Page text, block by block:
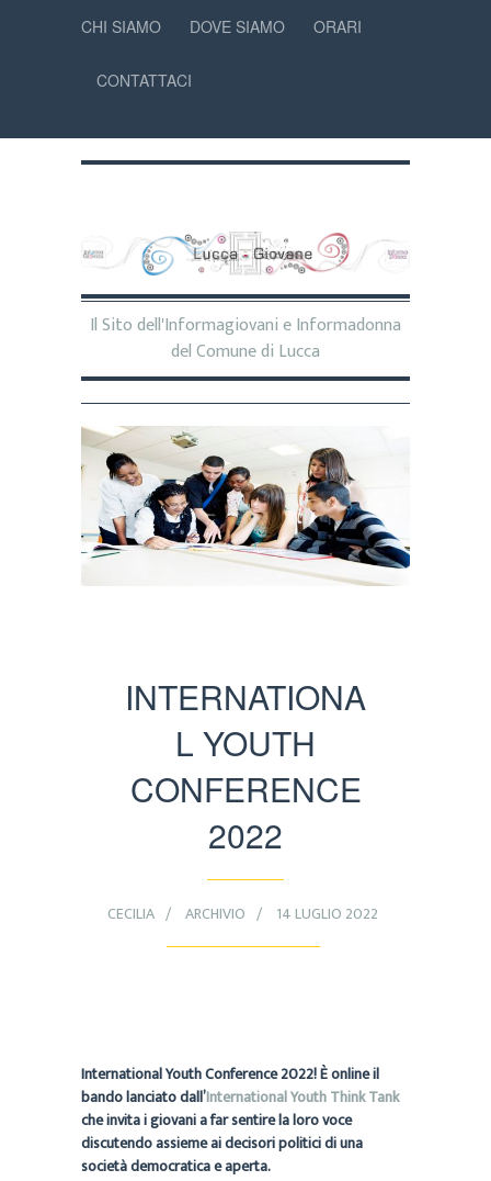
CHI SIAMO DOVE SIAMO ORARI
CONTATTACI
Il Sito dell'Informagiovani e Informadonna
del Comune di Lucca
INTERNATIONA
L YOUTH
CONFERENCE
2022
CECILIA ARCHIVIO 14 LUGLIO 2022
International Youth Conference 2022! È online il
bando lanciato dall’International Youth Think Tank
che invita i giovani a far sentire la loro voce
discutendo assieme ai decisori politici di una
società democratica e aperta.